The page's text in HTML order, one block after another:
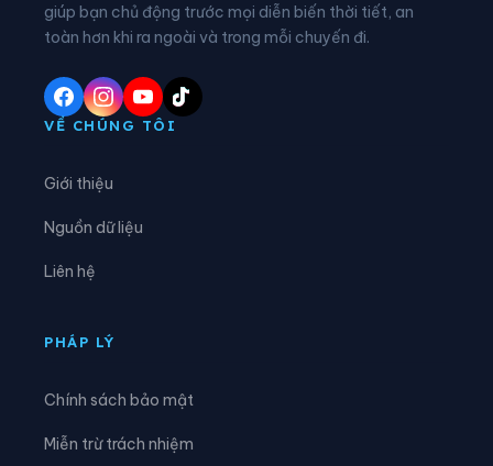
Phường Trường Thi Phường Vị Khê
Phường Yên Sơn
Xã Bắc Lý
Xã Cúc Phương
giúp bạn chủ động trước mọi diễn biến thời tiết, an
toàn hơn khi ra ngoài và trong mỗi chuyến đi.
VỀ CHÚNG TÔI
Giới thiệu
Nguồn dữ liệu
Liên hệ
PHÁP LÝ
Chính sách bảo mật
Miễn trừ trách nhiệm